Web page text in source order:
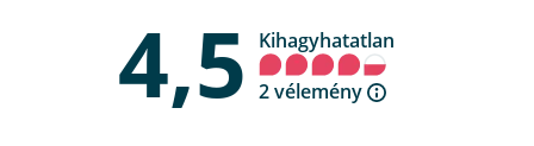
4,5
Kihagyhatatlan
2 vélemény